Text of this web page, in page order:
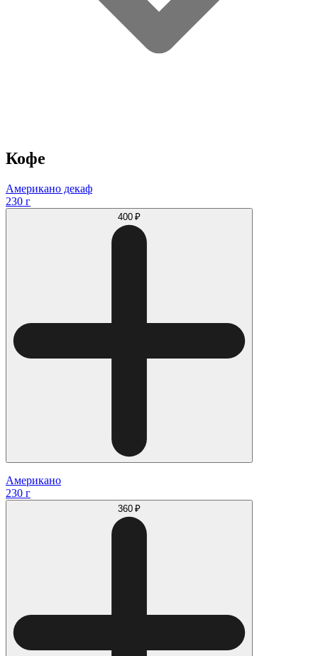
Кофе
Американо декаф
230 г
400 ₽
Американо
230 г
360 ₽